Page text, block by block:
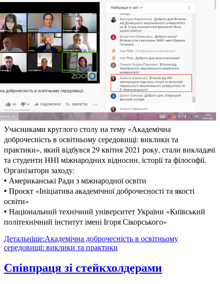
Учасниками круглого столу на тему «Академічна
доброчесність в освітньому середовищі: виклики та
практики», який відбувся 29 квітня 2021 року, стали викладачі
та студенти ННІ міжнародних відносин, історії та філософії.
Організатори заходу:
• Американські Ради з міжнародної освіти
• Проєкт «Ініціатива академічної доброчесності та якості
освіти»
• Національний технічний університет України «Київський
політехнічний інститут імені Ігоря Сікорського»
Детальніше:Академічна доброчесність в освітньому
середовищі: виклики та практики
Співпраця зі стейкхолдерами